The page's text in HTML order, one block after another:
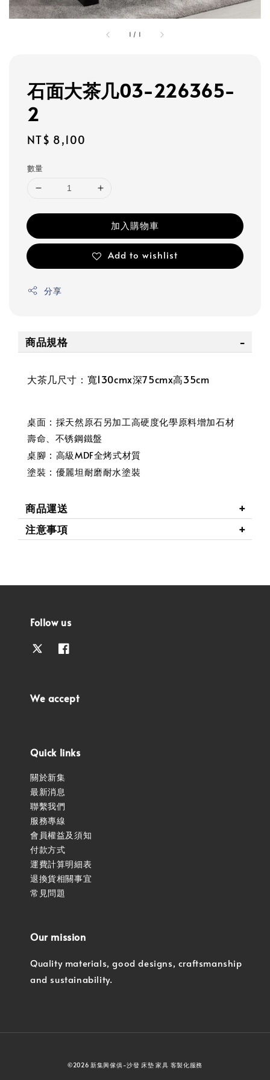
1 / 1
石面大茶几03-226365-
2
Regular
NT$ 8,100
數量
加入購物車
Add to wishlist
分享
商品規格
大茶几尺寸：寬130cmx深75cmx高35cm
桌面 ： 採天然原石另加工高硬度化學原料增加石材
壽命、不锈鋼鐵盤
桌腳 ： 高級MDF全烤式材質
塗裝 ： 優麗坦耐磨耐水塗裝
商品運送
注意事項
Follow us
We accept
Quick links
關於新集
最新消息
聯繫我們
服務專線
會員權益及須知
付款方式
運費計算明細表
退換貨相關事宜
常見問題
Our mission
Quality materials, good designs, craftsmanship
and sustainability.
©2026 新集興傢俱-沙發 床墊 家具 客製化服務